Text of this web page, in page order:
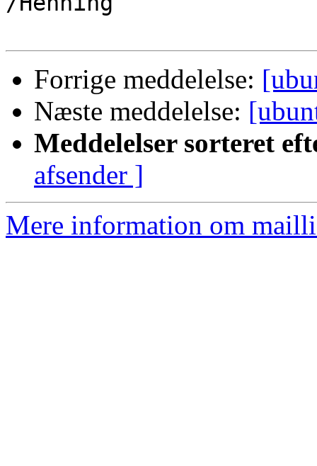
Forrige meddelelse:
Næste meddelelse:
Meddelelser sorteret
afsender ]
Mere information om